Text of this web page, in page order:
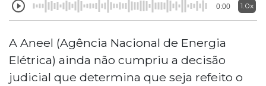
0:00 1.0x
A Aneel (Agência Nacional de Energia
Elétrica) ainda não cumpriu a decisão
judicial que determina que seja refeito o